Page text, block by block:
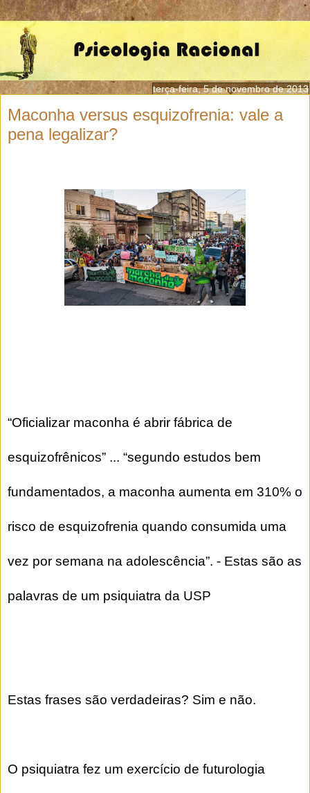
terça-feira, 5 de novembro de 2013
Maconha versus esquizofrenia: vale a
pena legalizar?
“Oficializar maconha é abrir fábrica de
esquizofrênicos” ... “segundo estudos bem
fundamentados, a maconha aumenta em 310% o
risco de esquizofrenia quando consumida uma
vez por semana na adolescência”. - Estas são as
palavras de um psiquiatra da USP
Estas frases são verdadeiras? Sim e não.
O psiquiatra fez um exercício de futurologia